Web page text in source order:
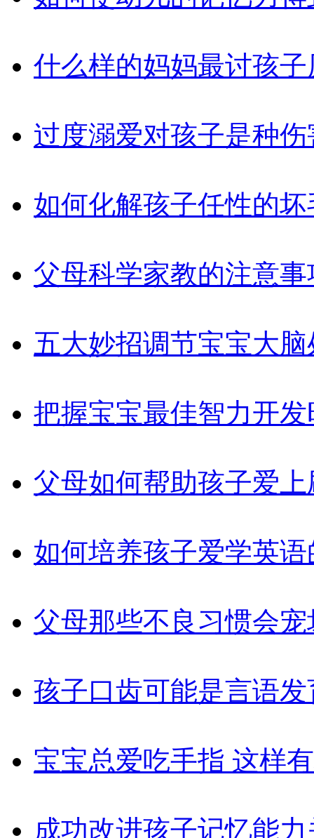
什么样的妈妈最讨孩
过度溺爱对孩子是种伤
如何化解孩子任性的
父母科学家教的注意事
五大妙招调节宝宝大
把握宝宝最佳智力开发
父母如何帮助孩子爱
如何培养孩子爱学英
父母那些不良习惯会
孩子口齿可能是言语
宝宝总爱吃手指 这样
成功改进孩子记忆能